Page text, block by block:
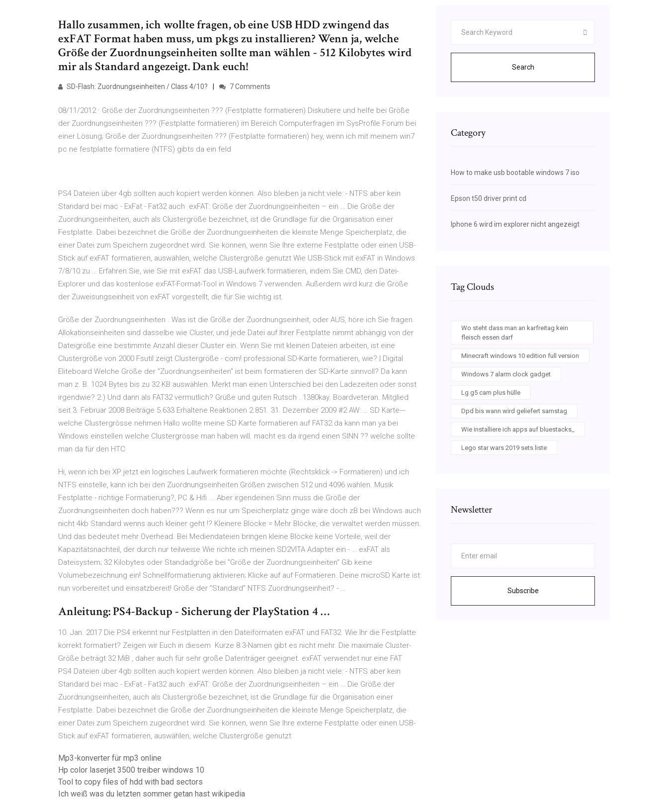
Hallo zusammen, ich wollte fragen, ob eine USB HDD zwingend das
exFAT Format haben muss, um pkgs zu installieren? Wenn ja, welche
Größe der Zuordnungseinheiten sollte man wählen - 512 Kilobytes wird
mir als Standard angezeigt. Dank euch!
SD-Flash: Zuordnungseinheiten / Class 4/10? 7 Comments
08/11/2012 · Größe der Zuordnungseinheiten ??? (Festplatte formatieren) Diskutiere und helfe bei Größe
der Zuordnungseinheiten ??? (Festplatte formatieren) im Bereich Computerfragen im SysProfile Forum bei
einer Lösung; Größe der Zuordnungseinheiten ??? (Festplatte formatieren) hey, wenn ich mit meinem win7
pc ne festplatte formatiere (NTFS) gibts da ein feld
PS4 Dateien über 4gb sollten auch kopiert werden können. Also bleiben ja nicht viele: - NTFS aber kein
Standard bei mac - ExFat - Fat32 auch exFAT: Größe der Zuordnungseinheiten – ein … Die Größe der
Zuordnungseinheiten, auch als Clustergröße bezeichnet, ist die Grundlage für die Organisation einer
Festplatte. Dabei bezeichnet die Größe der Zuordnungseinheiten die kleinste Menge Speicherplatz, die
einer Datei zum Speichern zugeordnet wird. Sie können, wenn Sie Ihre externe Festplatte oder einen USB-
Stick auf exFAT formatieren, auswählen, welche Clustergröße genutzt Wie USB-Stick mit exFAT in Windows
7/8/10 zu … Erfahren Sie, wie Sie mit exFAT das USB-Laufwerk formatieren, indem Sie CMD, den Datei-
Explorer und das kostenlose exFAT-Format-Tool in Windows 7 verwenden. Außerdem wird kurz die Größe
der Zuweisungseinheit von exFAT vorgestellt, die für Sie wichtig ist.
Größe der Zuordnungseinheiten . Was ist die Größe der Zuordnungseinheit, oder AUS, höre ich Sie fragen.
Allokationseinheiten sind dasselbe wie Cluster, und jede Datei auf Ihrer Festplatte nimmt abhängig von der
Dateigröße eine bestimmte Anzahl dieser Cluster ein. Wenn Sie mit kleinen Dateien arbeiten, ist eine
Clustergröße von 2000 Fsutil zeigt Clustergröße - com! professional SD-Karte formatieren, wie? | Digital
Eliteboard Welche Größe der "Zuordnungseinheiten" ist beim formatieren der SD-Karte sinnvoll? Da kann
man z. B. 1024 Bytes bis zu 32 KB auswählen. Merkt man einen Unterschied bei den Ladezeiten oder sonst
irgendwie? 2.) Und dann als FAT32 vermutlich? Grüße und guten Rutsch . 1380kay. Boardveteran. Mitglied
seit 3. Februar 2008 Beiträge 5.633 Erhaltene Reaktionen 2.851. 31. Dezember 2009 #2 AW: … SD Karte---
welche Clustergrösse nehmen Hallo wollte meine SD Karte formatieren auf FAT32.da kann man ya bei
Windows einstellen welche Clustergrösse man haben will. macht es da irgend einen SINN ?? welche sollte
man da für den HTC
Hi, wenn ich bei XP jetzt ein logisches Laufwerk formatieren möchte (Rechtsklick -> Formatieren) und ich
NTFS einstelle, kann ich bei den Zuordnungseinheiten Größen zwischen 512 und 4096 wählen. Musik
Festplatte - richtige Formatierung?, PC & Hifi ... Aber irgendeinen Sinn muss die Größe der
Zuordnungseinheiten doch haben??? Wenn es nur um Speicherplatz ginge wäre doch zB bei Windows auch
nicht 4kb Standard wenns auch kleiner geht !? Kleinere Blöcke = Mehr Blöcke, die verwaltet werden müssen.
Und das bedeutet mehr Overhead. Bei Mediendateien bringen kleine Blöcke keine Vorteile, weil der
Kapazitätsnachteil, der durch nur teilweise Wie richte ich meinen SD2VITA Adapter ein - … exFAT als
Dateisystem; 32 Kilobytes oder Standadgröße bei "Größe der Zuordnungseinheiten" Gib keine
Volumebezeichnung ein! Schnellformatierung aktivieren; Klicke auf auf Formatieren. Deine microSD Karte ist
nun vorbereitet und einsatzbereit! Größe der "Standard" NTFS Zuordnungseinheit? - …
Anleitung: PS4-Backup - Sicherung der PlayStation 4 …
10. Jan. 2017 Die PS4 erkennt nur Festplatten in den Dateiformaten exFAT und FAT32. Wie Ihr die Festplatte
korrekt formatiert? Zeigen wir Euch in diesem Kurze 8.3-Namen gibt es nicht mehr. Die maximale Cluster-
Größe beträgt 32 MiB , daher auch für sehr große Datenträger geeignet. exFAT verwendet nur eine FAT
PS4 Dateien über 4gb sollten auch kopiert werden können. Also bleiben ja nicht viele: - NTFS aber kein
Standard bei mac - ExFat - Fat32 auch exFAT: Größe der Zuordnungseinheiten – ein … Die Größe der
Zuordnungseinheiten, auch als Clustergröße bezeichnet, ist die Grundlage für die Organisation einer
Festplatte. Dabei bezeichnet die Größe der Zuordnungseinheiten die kleinste Menge Speicherplatz, die
einer Datei zum Speichern zugeordnet wird. Sie können, wenn Sie Ihre externe Festplatte oder einen USB-
Stick auf exFAT formatieren, auswählen, welche Clustergröße genutzt
Mp3-konverter für mp3 online
Hp color laserjet 3500 treiber windows 10
Tool to copy files of hdd with bad sectors
Ich weiß was du letzten sommer getan hast wikipedia
Search
Category
How to make usb bootable windows 7 iso
Epson t50 driver print cd
Iphone 6 wird im explorer nicht angezeigt
Tag Clouds
Wo steht dass man an karfreitag kein
fleisch essen darf
Minecraft windows 10 edition full version
Windows 7 alarm clock gadget
Lg g5 cam plus hülle
Dpd bis wann wird geliefert samstag
Wie installiere ich apps auf bluestacks_
Lego star wars 2019 sets liste
Newsletter
Subscribe